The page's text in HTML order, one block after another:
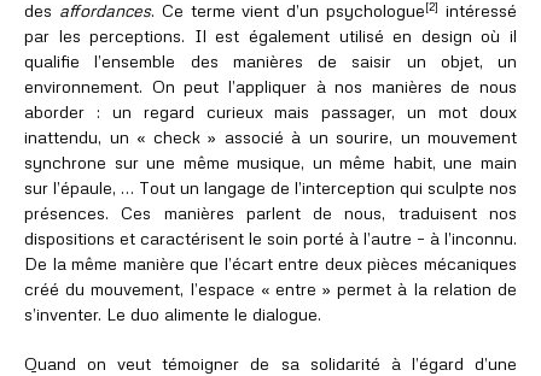
des affordances. Ce terme vient d’un psychologue[2] intéressé
par les perceptions. Il est également utilisé en design où il
qualifie l’ensemble des manières de saisir un objet, un
environnement. On peut l’appliquer à nos manières de nous
aborder : un regard curieux mais passager, un mot doux
inattendu, un « check » associé à un sourire, un mouvement
synchrone sur une même musique, un même habit, une main
sur l’épaule, … Tout un langage de l’interception qui sculpte nos
présences. Ces manières parlent de nous, traduisent nos
dispositions et caractérisent le soin porté à l’autre – à l’inconnu.
De la même manière que l’écart entre deux pièces mécaniques
créé du mouvement, l’espace « entre » permet à la relation de
s’inventer. Le duo alimente le dialogue.
Quand on veut témoigner de sa solidarité à l’égard d’une